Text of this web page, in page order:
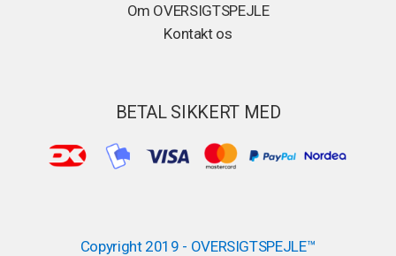
Om OVERSIGTSPEJLE
Kontakt os
BETAL SIKKERT MED
Copyright 2019 - OVERSIGTSPEJLE™